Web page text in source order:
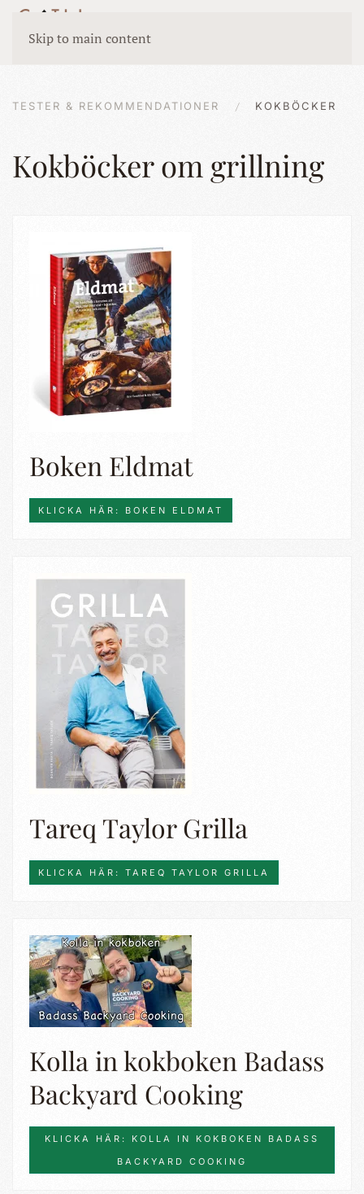
Skip to main content
TESTER & REKOMMENDATIONER KOKBÖCKER
Kokböcker om grillning
Boken Eldmat
KLICKA HÄR: BOKEN ELDMAT
Tareq Taylor Grilla
KLICKA HÄR: TAREQ TAYLOR GRILLA
Kolla in kokboken Badass
Backyard Cooking
KLICKA HÄR: KOLLA IN KOKBOKEN BADASS
BACKYARD COOKING